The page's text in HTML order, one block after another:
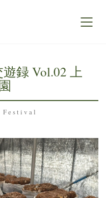
録 Vol.02 上
Festival